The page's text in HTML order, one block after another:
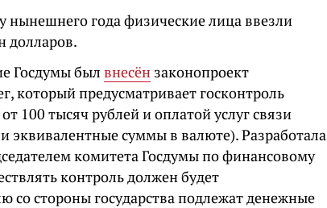
года физические лица ввезли
долларов.
Госдумы был внесён законопроект
который предусматривает госконтроль
100 тысяч рублей и оплатой услуг связи
эквивалентные суммы в валюте). Разработала
комитета Госдумы по финансовому
контроль должен будет
со стороны государства подлежат денежные